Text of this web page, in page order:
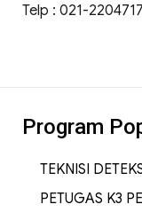
Telp : 021-
Program
TEKNISI
PETUGAS K3